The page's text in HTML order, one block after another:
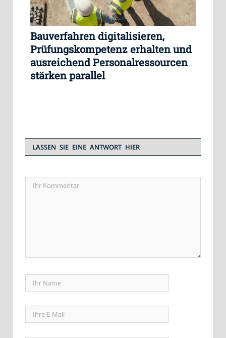
Bauverfahren digitalisieren,
Prüfungskompetenz erhalten und
ausreichend Personalressourcen
stärken parallel
LASSEN SIE EINE ANTWORT HIER